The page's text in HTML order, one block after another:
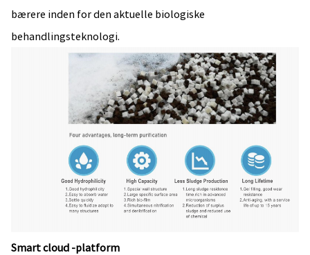
bærere inden for den aktuelle biologiske
behandlingsteknologi.
Smart cloud -platform